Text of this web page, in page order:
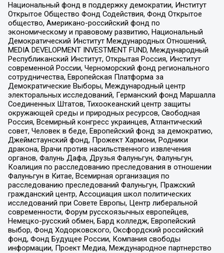
Национальный фонд в поддержку демократии, Институт
Открытое Общество Фонд Содействия, Фонд Открытое
общество, Американо-российский фонд по
экономическому и правовому развитию, Национальный
Демократический Институт Международных Отношений,
MEDIA DEVELOPMENT INVESTMENT FUND, Международный
Республиканский Институт, Открытая Россия, Институт
современной России, Черноморский фонд регионального
сотрудничества, Европейская Платформа за
Демократические Выборы, Международный центр
электоральных исследований, Германский фонд Маршалла
Соединенных Штатов, Тихоокеанский центр защиты
окружающей среды и природных ресурсов, Свободная
Россия, Всемирный конгресс украинцев, Атлантический
совет, Человек в беде, Европейский фонд за демократию,
Джеймстаунский фонд, Прожект Хармони, Родники
дракона, Врачи против насильственного извлечения
органов, Фалунь Дафа, Друзья Фалуньгун, Фалуньгун,
Коалиция по расследованию преследования в отношении
Фалуньгун в Китае, Всемирная организация по
расследованию преследований Фалуньгун, Пражский
гражданский центр, Ассоциация школ политических
исследований при Совете Европы, Центр либеральной
современности, Форум русскоязычных европейцев,
Немецко-русский обмен, Бард колледж, Европейский
выбор, Фонд Ходорковского, Оксфордский российский
фонд, Фонд Будущее России, Компания свободы
информации, Проект Медиа, Международное партнерство